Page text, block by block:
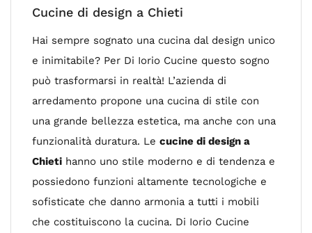
Cucine di design a Chieti
Hai sempre sognato una cucina dal design unico
e inimitabile? Per Di Iorio Cucine questo sogno
può trasformarsi in realtà! L’azienda di
arredamento propone una cucina di stile con
una grande bellezza estetica, ma anche con una
funzionalità duratura. Le cucine di design a
Chieti hanno uno stile moderno e di tendenza e
possiedono funzioni altamente tecnologiche e
sofisticate che danno armonia a tutti i mobili
che costituiscono la cucina. Di Iorio Cucine